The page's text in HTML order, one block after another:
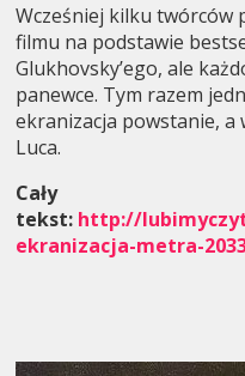
Wcześniej kilku twórców
filmu na podstawie
Glukhovsky’ego, ale
panewce. Tym razem
ekranizacja powstanie, a
Luca.
Cały
tekst: http://
ekranizacja-metra-